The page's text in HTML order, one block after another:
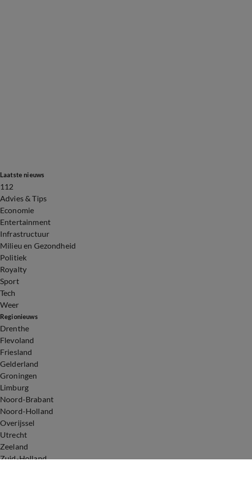
Laatste nieuws
112
Advies & Tips
Economie
Entertainment
Infrastructuur
Milieu en Gezondheid
Politiek
Royalty
Sport
Tech
Weer
Regionieuws
Drenthe
Flevoland
Friesland
Gelderland
Groningen
Limburg
Noord-Brabant
Noord-Holland
Overijssel
Utrecht
Zeeland
Zuid-Holland